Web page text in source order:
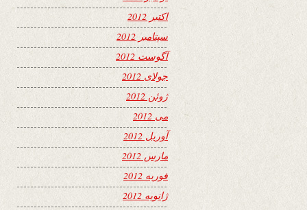
اکتبر 2012
سپتامبر 2012
آگوست 2012
جولای 2012
ژوئن 2012
می 2012
آوریل 2012
مارس 2012
فوریه 2012
ژانویه 2012